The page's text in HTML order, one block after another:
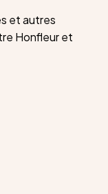
et autres
Honfleur et